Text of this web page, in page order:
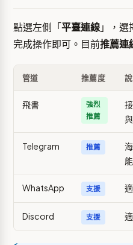
點選左側「平臺連線」，
完成操作即可。目前推薦連
管道 推薦度
飛書
強烈
推薦
Telegram 推薦
WhatsApp 支援
Discord 支援